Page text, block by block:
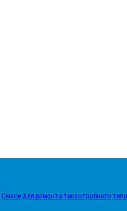
Смеси для ремонта тиксотропного типа